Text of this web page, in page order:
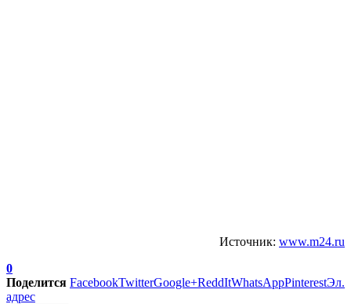
Источник: www.m24.ru
0
Поделится FacebookTwitterGoogle+ReddItWhatsAppPinterestЭл.
адрес